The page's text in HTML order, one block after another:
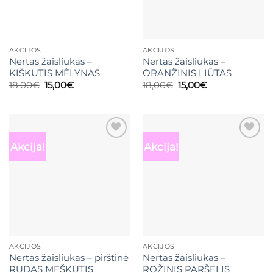
AKCIJOS
Nertas žaisliukas –
KIŠKUTIS MĖLYNAS
18,00€ Original
price
15,00€Current
AKCIJOS
Nertas žaisliukas –
ORANŽINIS LIŪTAS
18,00€ Original
price
15,00€Current
Akcija!
AKCIJOS
Nertas žaisliukas – pirštinė
RUDAS MEŠKUTIS
Akcija!
AKCIJOS
Nertas žaisliukas –
ROŽINIS PARŠELIS